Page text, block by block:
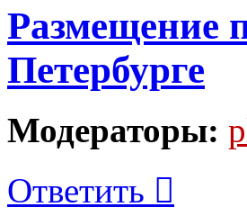
Размещение
Петербурге
Модераторы:
Ответить